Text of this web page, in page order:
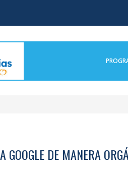
GOOGLE DE MANERA